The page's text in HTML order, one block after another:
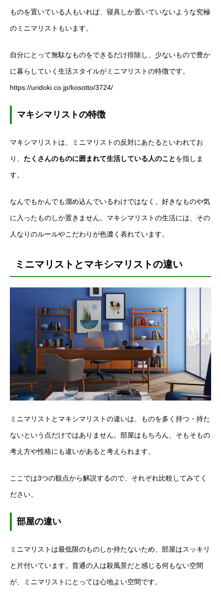
ものを置いている人もいれば、寝具しか置いていないような究極
のミニマリストもいます。
自分にとって無駄なものをできるだけ排除し、少ないもので豊か
に暮らしていく生活スタイルがミニマリストの特徴です。
https://uridoki.co.jp/kosotto/3724/
マキシマリストの特徴
マキシマリストは、ミニマリストの反対にあたるといわれてお
り、 たくさんのものに囲まれて生活している人のことを指しま
す。
なんでもかんでも溜め込んでいるわけではなく、好きなものや気
に入ったものしか置きません。マキシマリストの生活には、その
人なりのルールやこだわりが色濃く表れています。
ミニマリストとマキシマリストの違い
ミニマリストとマキシマリストの違いは、ものを多く持つ・持た
ないという点だけではありません。部屋はもちろん、そもそもの
考え方や性格にも違いがあると考えられます。
ここでは3つの観点から解説するので、それぞれ比較してみてく
ださい。
部屋の違い
ミニマリストは最低限のものしか持たないため、部屋はスッキリ
と片付いています。普通の人は殺風景だと感じる何もない空間
が、ミニマリストにとっては心地よい空間です。